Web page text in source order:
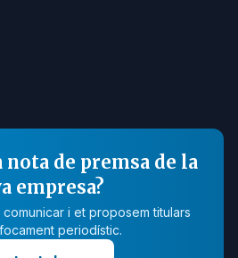
de premsa de la
empresa?
i et proposem titulars
periodístic.